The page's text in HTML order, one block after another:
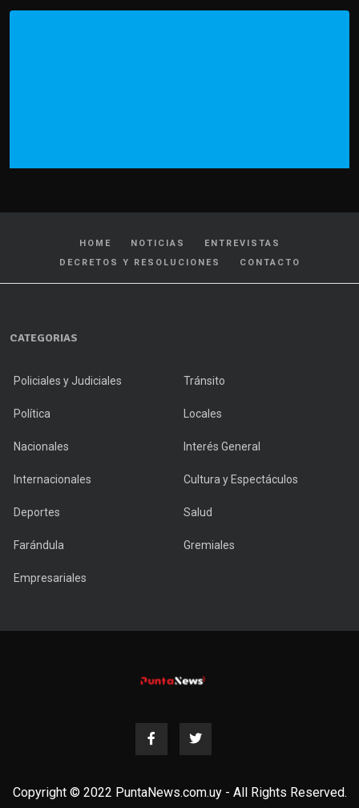
HOME NOTICIAS
ENTREVISTAS
DECRETOS Y RESOLUCIONES
CONTACTO
CATEGORIAS
Policiales y Judiciales Tránsito
Política Locales
Nacionales Interés General
Internacionales Cultura y Espectáculos
Deportes Salud
Farándula Gremiales
Empresariales
Copyright © 2022 PuntaNews.com.uy - All Rights Reserved.